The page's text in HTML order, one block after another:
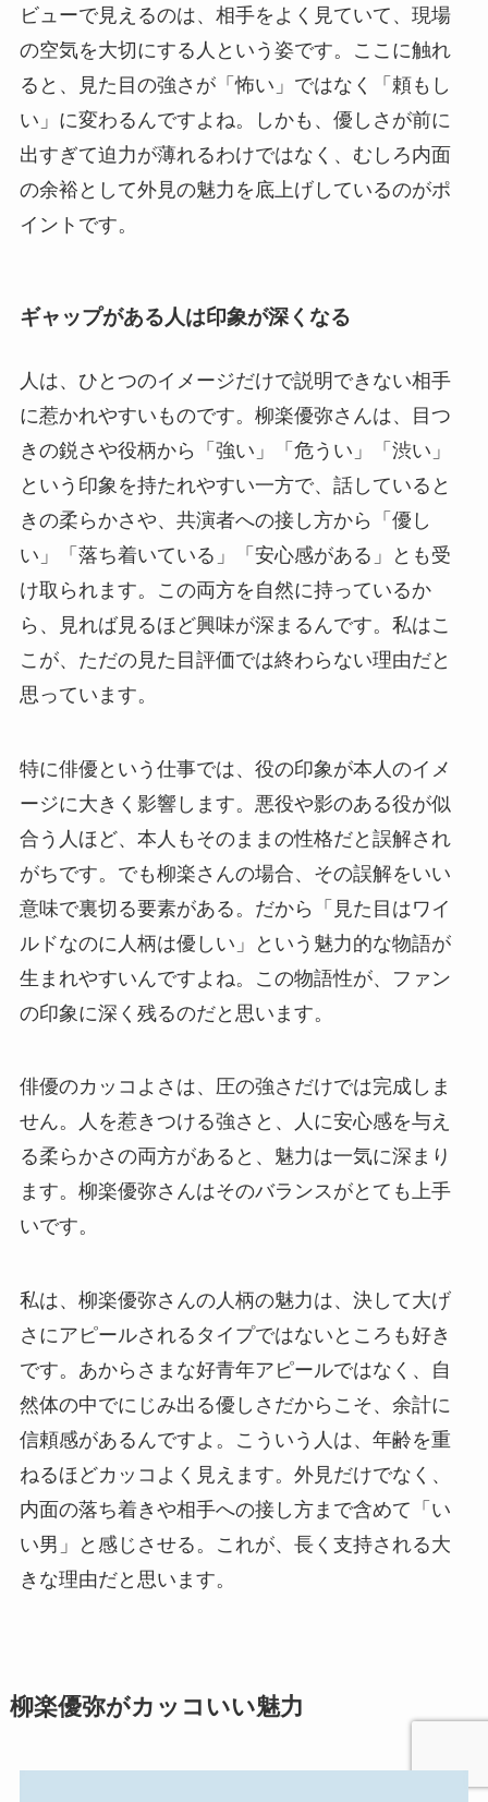
ビューで見えるのは、相手をよく見ていて、現場
の空気を大切にする人という姿です。ここに触れ
ると、見た目の強さが「怖い」ではなく「頼もし
い」に変わるんですよね。しかも、優しさが前に
出すぎて迫力が薄れるわけではなく、むしろ内面
の余裕として外見の魅力を底上げしているのがポ
イントです。
ギャップがある人は印象が深くなる
人は、ひとつのイメージだけで説明できない相手
に惹かれやすいものです。柳楽優弥さんは、目つ
きの鋭さや役柄から「強い」「危うい」「渋い」
という印象を持たれやすい一方で、話していると
きの柔らかさや、共演者への接し方から「優し
い」「落ち着いている」「安心感がある」とも受
け取られます。この両方を自然に持っているか
ら、見れば見るほど興味が深まるんです。私はこ
こが、ただの見た目評価では終わらない理由だと
思っています。
特に俳優という仕事では、役の印象が本人のイメ
ージに大きく影響します。悪役や影のある役が似
合う人ほど、本人もそのままの性格だと誤解され
がちです。でも柳楽さんの場合、その誤解をいい
意味で裏切る要素がある。だから「見た目はワイ
ルドなのに人柄は優しい」という魅力的な物語が
生まれやすいんですよね。この物語性が、ファン
の印象に深く残るのだと思います。
俳優のカッコよさは、圧の強さだけでは完成しま
せん。人を惹きつける強さと、人に安心感を与え
る柔らかさの両方があると、魅力は一気に深まり
ます。柳楽優弥さんはそのバランスがとても上手
いです。
私は、柳楽優弥さんの人柄の魅力は、決して大げ
さにアピールされるタイプではないところも好き
です。あからさまな好青年アピールではなく、自
然体の中でにじみ出る優しさだからこそ、余計に
信頼感があるんですよ。こういう人は、年齢を重
ねるほどカッコよく見えます。外見だけでなく、
内面の落ち着きや相手への接し方まで含めて「い
い男」と感じさせる。これが、長く支持される大
きな理由だと思います。
柳楽優弥がカッコいい魅力